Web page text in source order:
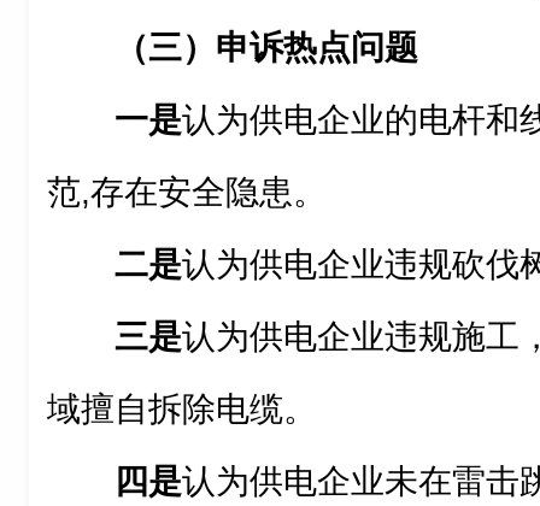
（三）申诉热点问题
一是认为供电企业的电杆和
范,存在安全隐患。
二是认为供电企业违规砍伐
三是认为供电企业违规施工
域擅自拆除电缆。
四是认为供电企业未在雷击